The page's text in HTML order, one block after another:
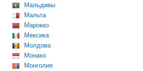
Мальдивы
Мальта
Марокко
Мексика
Молдова
Монако
Монголия